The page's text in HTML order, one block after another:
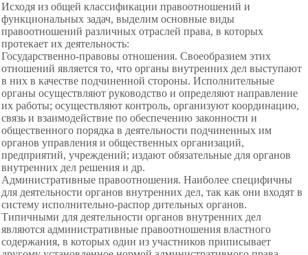
Исходя из общей классификации правоотношений и
функциональных задач, выделим основные виды
правоотношений различных отраслей права, в которых
протекает их деятельность:
Государственно-правовы отношения. Своеобразием этих
отношений является то, что органы внутренних дел выступают
в них в качестве подчиненной стороны. Исполнительные
органы осуществляют руководство и определяют направление
их работы; осуществляют контроль, организуют координацию,
связь и взаимодействие по обеспечению законности и
общественного порядка в деятельности подчиненных им
органов управления и общественных организаций,
предприятий, учреждений; издают обязательные для органов
внутренних дел решения и др.
Административные правоотношения. Наиболее специфичны
для деятельности органов внутренних дел, так как они входят в
систему исполнительно-распор дительных органов.
Типичными для деятельности органов внутренних дел
являются административные правоотношения властного
содержания, в которых один из участников приписывает